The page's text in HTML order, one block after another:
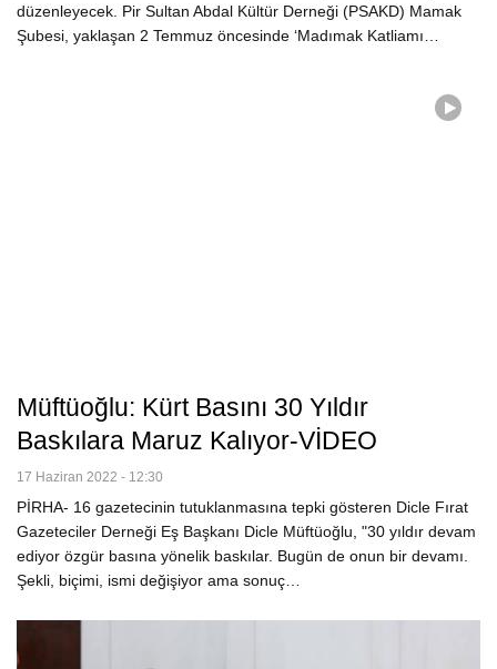
düzenleyecek. Pir Sultan Abdal Kültür Derneği (PSAKD) Mamak
Şubesi, yaklaşan 2 Temmuz öncesinde ‘Madımak Katliamı…
Müftüoğlu: Kürt Basını 30 Yıldır
Baskılara Maruz Kalıyor-VİDEO
17 Haziran 2022 - 12:30
PİRHA- 16 gazetecinin tutuklanmasına tepki gösteren Dicle Fırat
Gazeteciler Derneği Eş Başkanı Dicle Müftüoğlu, "30 yıldır devam
ediyor özgür basına yönelik baskılar. Bugün de onun bir devamı.
Şekli, biçimi, ismi değişiyor ama sonuç…